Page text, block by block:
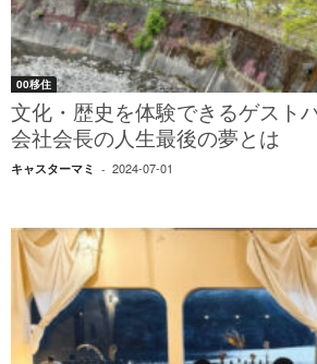
00移住
文化・歴史を体験できるゲス
会社会長の人生最後の夢とは
キャスターマミ - 2024-07-01